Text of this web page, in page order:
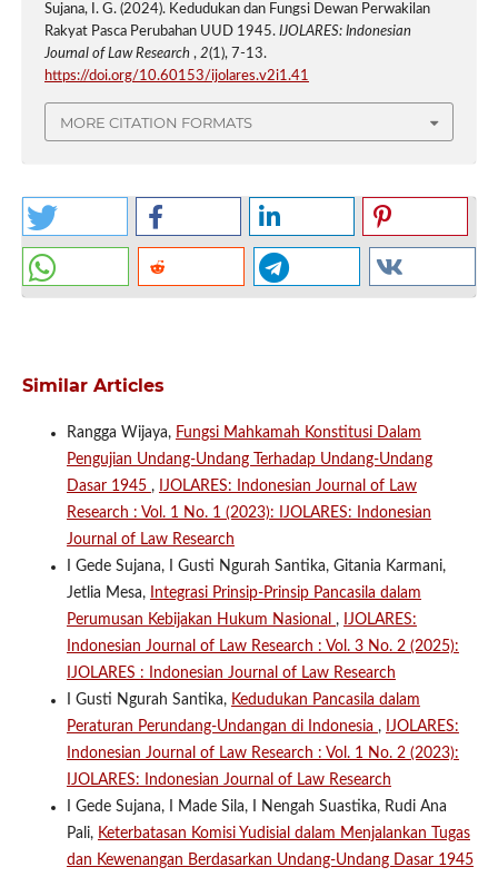
Sujana, I. G. (2024). Kedudukan dan Fungsi Dewan Perwakilan
Rakyat Pasca Perubahan UUD 1945. IJOLARES: Indonesian
Journal of Law Research , 2(1), 7-13.
https://doi.org/10.60153/ijolares.v2i1.41
MORE CITATION FORMATS
Similar Articles
Rangga Wijaya, Fungsi Mahkamah Konstitusi Dalam
Pengujian Undang-Undang Terhadap Undang-Undang
Dasar 1945 , IJOLARES: Indonesian Journal of Law
Research : Vol. 1 No. 1 (2023): IJOLARES: Indonesian
Journal of Law Research
I Gede Sujana, I Gusti Ngurah Santika, Gitania Karmani,
Jetlia Mesa,
Integrasi Prinsip-Prinsip Pancasila dalam
Perumusan Kebijakan Hukum Nasional , IJOLARES:
Indonesian Journal of Law Research : Vol. 3 No. 2 (2025):
IJOLARES : Indonesian Journal of Law Research
I Gusti Ngurah Santika, Kedudukan Pancasila dalam
Peraturan Perundang-Undangan di Indonesia , IJOLARES:
Indonesian Journal of Law Research : Vol. 1 No. 2 (2023):
IJOLARES: Indonesian Journal of Law Research
I Gede Sujana, I Made Sila, I Nengah Suastika, Rudi Ana
Pali, Keterbatasan Komisi Yudisial dalam Menjalankan Tugas
dan Kewenangan Berdasarkan Undang-Undang Dasar 1945